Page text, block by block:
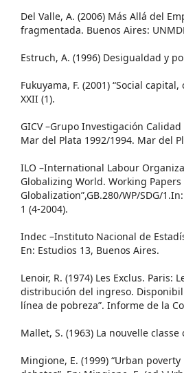
Del Valle, A. (2006) Más Allá del
fragmentada. Buenos Aires:
Estruch, A. (1996) Desigualdad y
Fukuyama, F. (2001) “Social
XXII (1).
GICV –Grupo Investigación
Mar del Plata 1992/1994. Mar del
ILO –International Labour
Globalizing World. Working
Globalization”,GB.280/WP/SDG/
1 (4-2004).
Indec –Instituto Nacional de
En: Estudios 13, Buenos Aires.
Lenoir, R. (1974) Les Exclus. Paris:
distribución del ingreso.
línea de pobreza”. Informe de la
Mallet, S. (1963) La nouvelle classe
Mingione, E. (1999) “Urban